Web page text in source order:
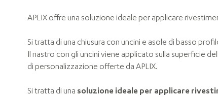
APLIX offre una soluzione ideale per applicare
Si tratta di una chiusura con uncini e asole di basso
Il nastro con gli uncini viene applicato sulla superficie
di personalizzazione offerte da APLIX.
Si tratta di una soluzione ideale per applicare